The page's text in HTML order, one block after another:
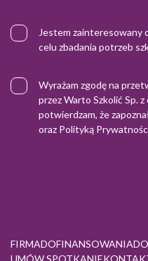
Jestem zainteresowany
celu zbadania potrzeb
Wyrażam zgodę na
przez Warto Szkolić Sp.
potwierdzam, że
oraz Polityką
FIRMADOFINANSOWANIA